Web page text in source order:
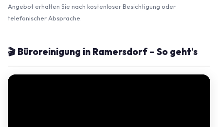
Angebot erhalten Sie nach kostenloser Besichtigung oder
telefonischer Absprache.
🎬 Büroreinigung in Ramersdorf – So geht's